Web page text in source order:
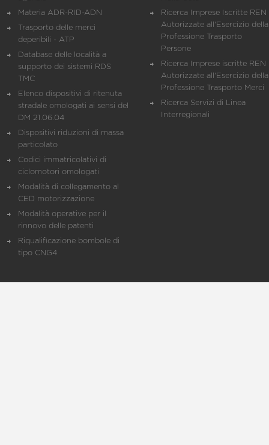
Materia ADR-RID-ADN
Trasporto delle merci
deperibili - ATP
Database delle località a
supporto dei sistemi RDS
TMC
Elenco dispositivi di ritenuta
stradale omologati ai sensi del
DM 21.06.04
Dispositivi riduzioni di massa
particolato
Codici immatricolativi di
ciclomotori omologati
Modalità di collegamento al
CED motorizzazione
Modalità operative per il
rinnovo delle patenti
Riqualificazione bombole di
tipo CNG4
Ricerca Imprese Iscritte REN
Autorizzate all'Esercizio della
Professione Trasporto
Persone
Ricerca Imprese iscritte REN
Autorizzate all'Esercizio della
Professione Trasporto Merci
Ricerca Servizi di Linea
Interregionali